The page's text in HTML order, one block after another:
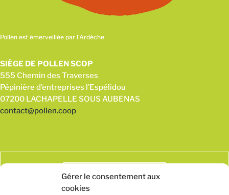
Gérer le consentement aux
cookies
Pollen est émerveillée par l’Ardéche
SIÈGE DE POLLEN SCOP
555 Chemin des Traverses
Pépinière d’entreprises l’Espélidou
07200 LACHAPELLE SOUS AUBENAS
contact@pollen.coop